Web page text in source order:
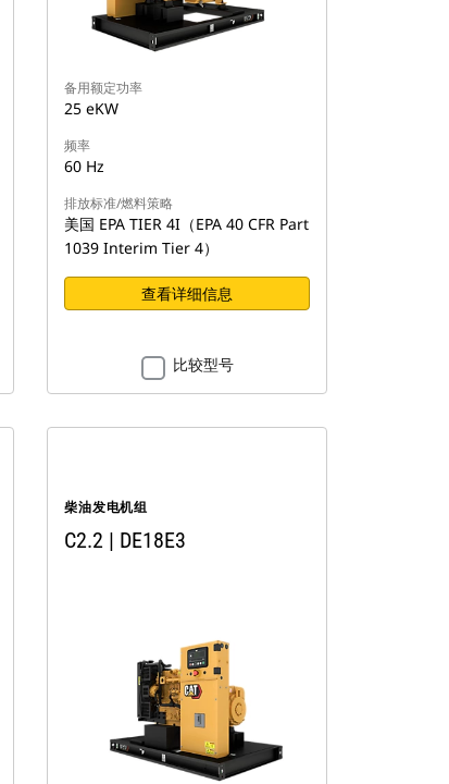
备用额定功率
25 eKW
频率
60 Hz
排放标准/燃料策略
美国 EPA TIER 4I（EPA 40 CFR Part
1039 Interim Tier 4）
查看详细信息
比较型号
柴油发电机组
C2.2 | DE18E3